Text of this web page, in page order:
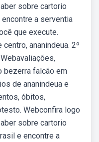
sobre cartorio
a serventia
que execute.
ananindeua. 2º
bezerra falcão em
de ananindeua e
óbitos,
Webconfira logo
sobre cartorio
e encontre a